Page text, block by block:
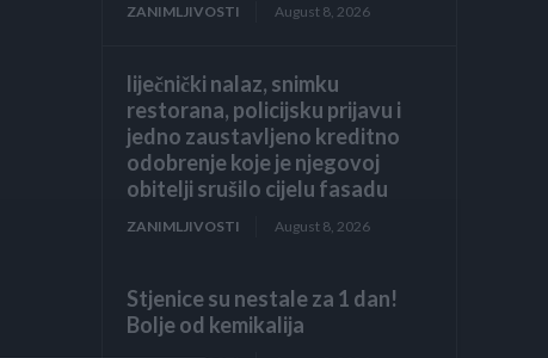
ZANIMLJIVOSTI August 8, 2026
liječnički nalaz, snimku
restorana, policijsku prijavu i
jedno zaustavljeno kreditno
odobrenje koje je njegovoj
obitelji srušilo cijelu fasadu
ZANIMLJIVOSTI August 8, 2026
Stjenice su nestale za 1 dan!
Bolje od kemikalija